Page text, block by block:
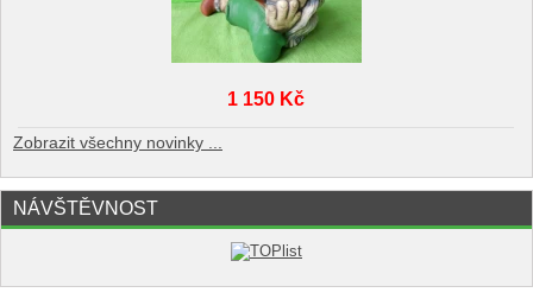
1 150 Kč
Zobrazit všechny novinky ...
NÁVŠTĚVNOST